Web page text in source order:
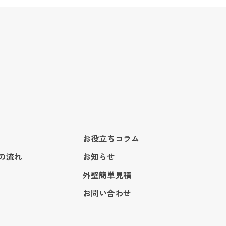
流れ
お役立ちコラム
お知らせ
外壁簡単見積
お問い合わせ